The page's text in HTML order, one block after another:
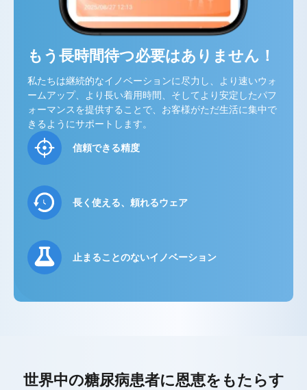
もう長時間待つ必要はありません！
私たちは継続的なイノベーションに尽力し、より速いウォ
ームアップ、より長い着用時間、そしてより安定したパフ
ォーマンスを提供することで、お客様がただ生活に集中で
きるようにサポートします。
信頼できる精度
長く使える、頼れるウェア
止まることのないイノベーション
世界中の糖尿病患者に恩恵をもたらす